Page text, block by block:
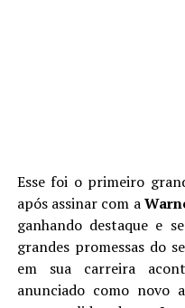
Esse foi o primeiro
após assinar com a
ganhando destaque e
grandes promessas do
em sua carreira
anunciado como novo